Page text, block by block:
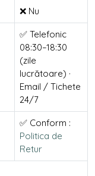
❌ Nu
✅ Telefonic
08:30–18:30
(zile
lucrătoare) ·
Email / Tichete
24/7
✅ Conform :
Politica de
Retur